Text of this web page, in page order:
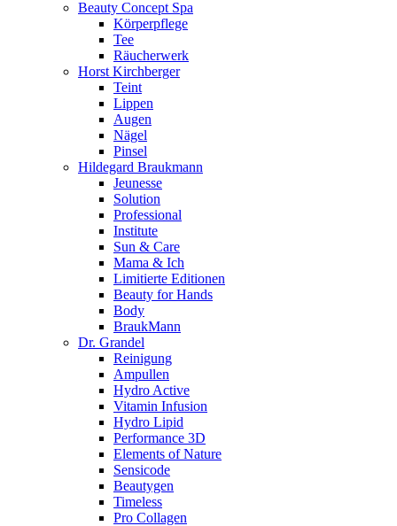
Beauty Concept Spa
Körperpflege
Tee
Räucherwerk
Horst Kirchberger
Teint
Lippen
Augen
Nägel
Pinsel
Hildegard Braukmann
Jeunesse
Solution
Professional
Institute
Sun & Care
Mama & Ich
Limitierte Editionen
Beauty for Hands
Body
BraukMann
Dr. Grandel
Reinigung
Ampullen
Hydro Active
Vitamin Infusion
Hydro Lipid
Performance 3D
Elements of Nature
Sensicode
Beautygen
Timeless
Pro Collagen